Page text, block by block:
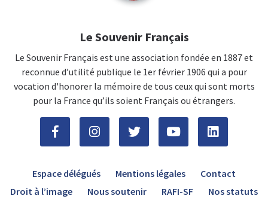
Le Souvenir Français
Le Souvenir Français est une association fondée en 1887 et
reconnue d’utilité publique le 1er février 1906 qui a pour
vocation d'honorer la mémoire de tous ceux qui sont morts
pour la France qu’ils soient Français ou étrangers.
Espace délégués Mentions légales
Contact
Droit à l’image
Nous soutenir RAFI-SF Nos statuts